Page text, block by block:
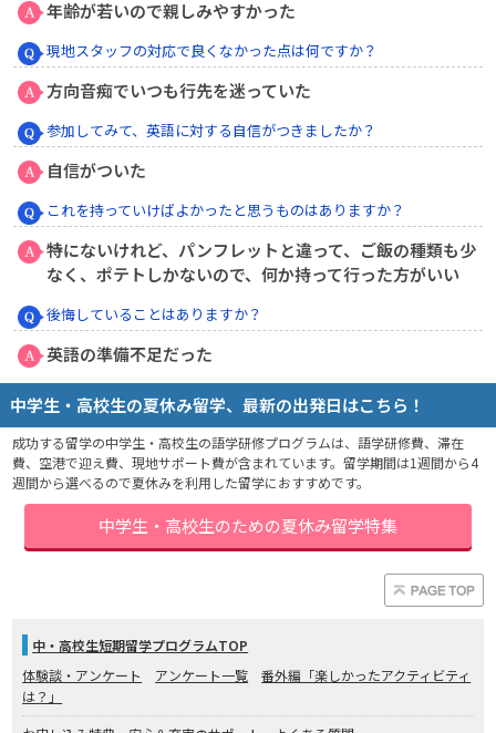
年齢が若いので親しみやすかった
現地スタッフの対応で良くなかった点は何ですか？
方向音痴でいつも行先を迷っていた
参加してみて、英語に対する自信がつきましたか？
自信がついた
これを持っていけばよかったと思うものはありますか？
特にないけれど、パンフレットと違って、ご飯の種類も少
なく、ポテトしかないので、何か持って行った方がいい
後悔していることはありますか？
英語の準備不足だった
中学生・高校生の夏休み留学、最新の出発日はこちら！
成功する留学の中学生・高校生の語学研修プログラムは、語学研修費、滞在
費、空港で迎え費、現地サポート費が含まれています。留学期間は1週間から4
週間から選べるので夏休みを利用した留学におすすめです。
中学生・高校生のための夏休み留学特集
中・高校生短期留学プログラムTOP
体験談・アンケート
アンケート一覧
番外編「楽しかったアクティビティ
は？」